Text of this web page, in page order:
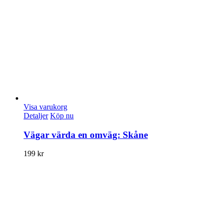
Visa varukorg
Detaljer Köp nu
Vägar värda en omväg: Skåne
199 kr